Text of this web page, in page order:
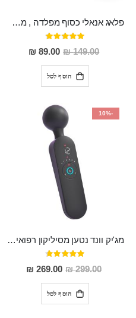
פלאג אנאלי כסוף מפלדה , מתאים ללבישה מתחת לבגדים, בגודל 7.3 על 2.8 ס"מ
דירוג:
97%
149.00 ₪
מחיר
מבצע
89.00 ₪
הוסף לסל
-10%
מג'יק וונד נטען מסיליקון רפואי חזק בעל 12 מצבי רטט ו6 מהירויות שונות ROMI
דירוג:
93%
299.00 ₪
מחיר
מבצע
269.00 ₪
הוסף לסל